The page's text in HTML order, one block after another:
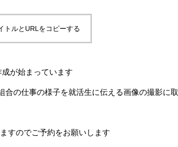
トルとURLをコピーする
が始まっています
合の仕事の様子を就活生に伝える画像の撮影に取
すのでご予約をお願いします